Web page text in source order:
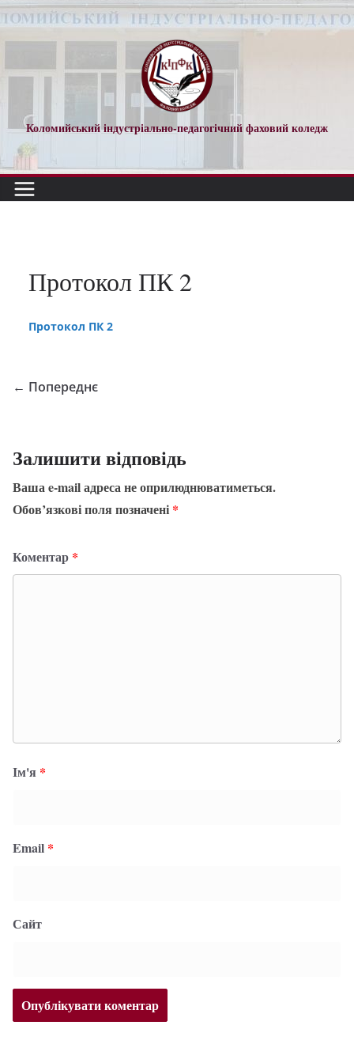
Перейти
до
Коломийський індустріально-педагогічний фаховий коледж
Протокол ПК 2
Протокол ПК 2
← Попереднє
Залишити відповідь
Ваша e-mail адреса не оприлюднюватиметься.
Обов’язкові поля позначені *
Коментар *
Ім'я *
Email *
Сайт